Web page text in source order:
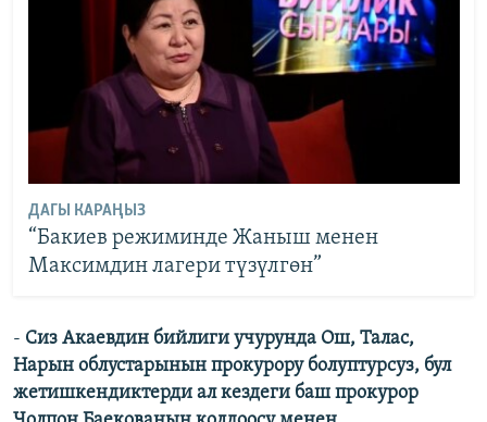
ДАГЫ КАРАҢЫЗ
“Бакиев режиминде Жаныш менен
Максимдин лагери түзүлгөн”
- Сиз Акаевдин бийлиги учурунда Ош, Талас,
Нарын облустарынын прокурору болуптурсуз, бул
жетишкендиктерди ал кездеги баш прокурор